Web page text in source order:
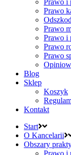
Prawo i
Prawo
Prawo
Prawo i
Prawo
Prawo
Blog
Sklep
Koszyk
Kontakt
Start
O Kancelarii
Obszary
Prawo i